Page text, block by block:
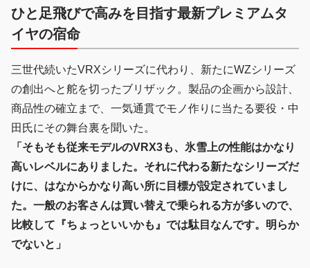
ひと足飛びで高みを目指す最新プレミアムタ
イヤの宿命
三世代続いたVRXシリーズに代わり、新たにWZシリーズ
の創出へと舵を切ったブリザック。製品の企画から設計、
商品性の確立まで、一気通貫でモノ作りに当たる要役・中
田氏にその舞台裏を聞いた。
「そもそも従来モデルのVRX3も、氷雪上の性能はかなり
高いレベルにありました。それに代わる新たなシリーズだ
けに、はなからかなり高い所に目標が設定されていまし
た。一般のお客さんは買い替えで乗られる方が多いので、
比較して『ちょっといいかも』では駄目なんです。明らか
でないと」